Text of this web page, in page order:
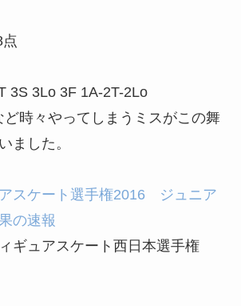
3S 3Lo 3F 1A-2T-2Lo
ど時々やってしまうミスがこの舞
ました。
スケート選手権2016 ジュニア
の速報
ギュアスケート西日本選手権